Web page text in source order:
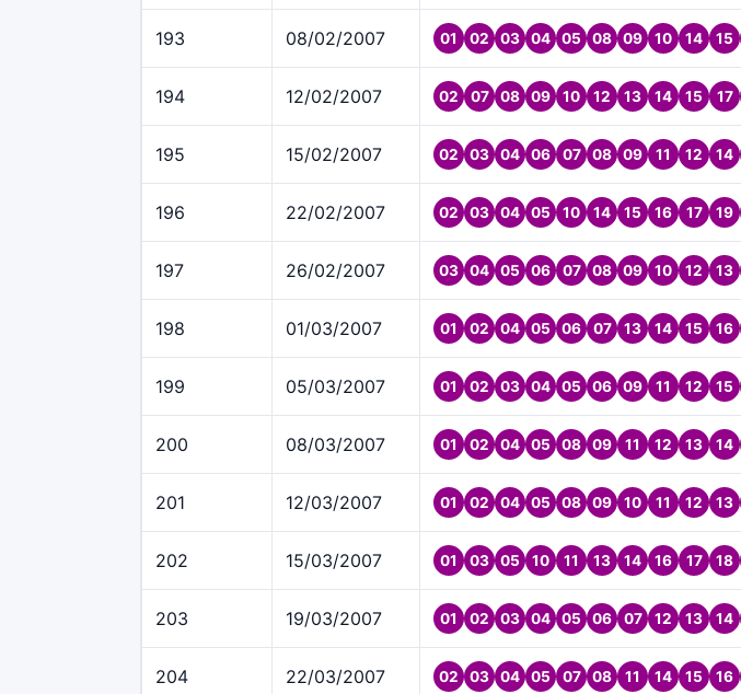
193 08/02/2007 01 02 03 04 05 08 09 10 14 15
194 12/02/2007 02 07 08 09 10 12 13 14 15 17
195 15/02/2007 02 03 04 06 07 08 09 11 12 14
196 22/02/2007 02 03 04 05 10 14 15 16 17 19
197 26/02/2007 03 04 05 06 07 08 09 10 12 13
198 01/03/2007 01 02 04 05 06 07 13 14 15 16
199 05/03/2007 01 02 03 04 05 06 09 11 12 15
200 08/03/2007 01 02 04 05 08 09 11 12 13 14
201 12/03/2007 01 02 04 05 08 09 10 11 12 13
202 15/03/2007 01 03 05 10 11 13 14 16 17 18
203 19/03/2007 01 02 03 04 05 06 07 12 13 14
204 22/03/2007 02 03 04 05 07 08 11 14 15 16